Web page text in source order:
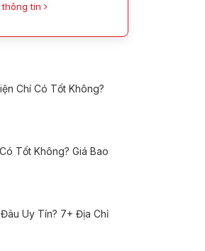
thông tin
Chí Có Tốt Không?
Tốt Không? Giá Bao
Uy Tín? 7+ Địa Chỉ